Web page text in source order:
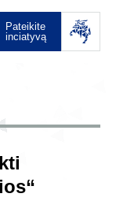
Pateikite
inciatyvą